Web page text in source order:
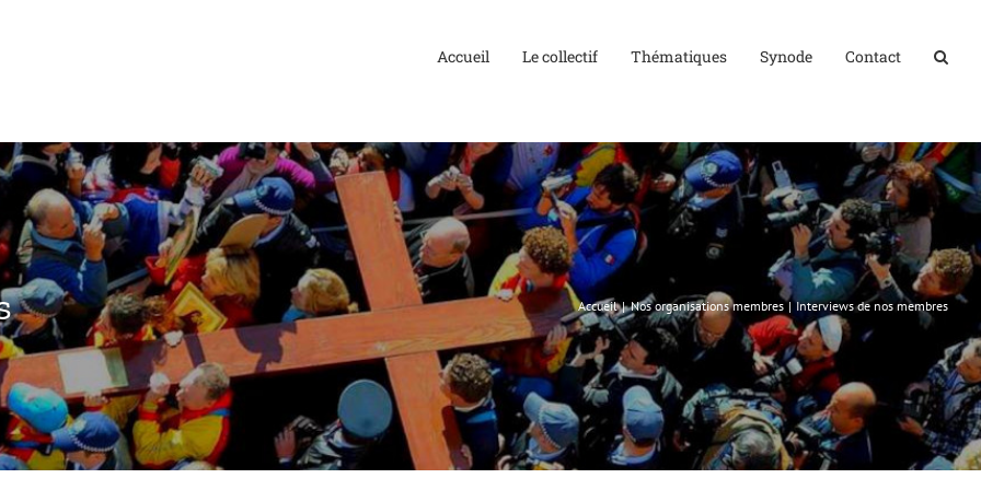
Accueil Le collectif Thématiques Synode Contact
Accueil Nos organisations membres Interviews de nos membres